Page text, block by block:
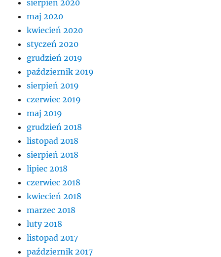
sierpień 2020
maj 2020
kwiecień 2020
styczeń 2020
grudzień 2019
październik 2019
sierpień 2019
czerwiec 2019
maj 2019
grudzień 2018
listopad 2018
sierpień 2018
lipiec 2018
czerwiec 2018
kwiecień 2018
marzec 2018
luty 2018
listopad 2017
październik 2017